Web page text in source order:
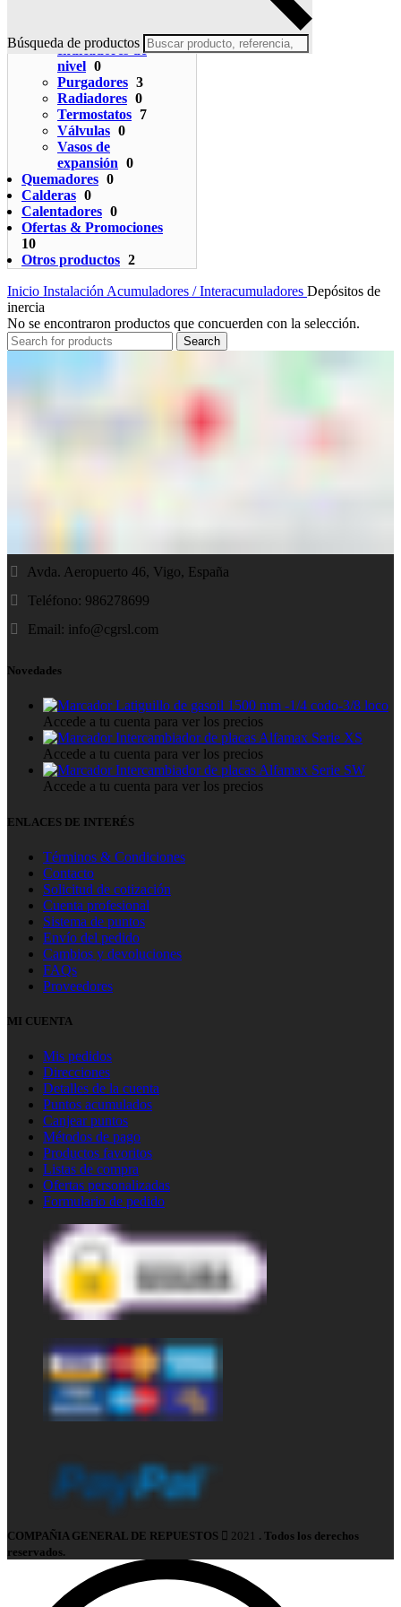
Búsqueda de productos
Indicadores de
nivel 0
Purgadores 3
Radiadores 0
Termostatos 7
Válvulas 0
Vasos de
expansión 0
Quemadores 0
Calderas 0
Calentadores 0
Ofertas & Promociones
10
Otros productos 2
Inicio Instalación Acumuladores / Interacumuladores Depósitos de
inercia
No se encontraron productos que concuerden con la selección.
Search
Avda. Aeropuerto 46, Vigo, España
Teléfono: 986278699
Email: info@cgrsl.com
Novedades
Latiguillo de gasoil 1500 mm -1/4 codo-3/8 loco
Accede a tu cuenta para ver los precios
Intercambiador de placas Alfamax Serie XS
Accede a tu cuenta para ver los precios
Intercambiador de placas Alfamax Serie SW
Accede a tu cuenta para ver los precios
ENLACES DE INTERÉS
Términos & Condiciones
Contacto
Solicitud de cotización
Cuenta profesional
Sistema de puntos
Envío del pedido
Cambios y devoluciones
FAQs
Proveedores
MI CUENTA
Mis pedidos
Direcciones
Detalles de la cuenta
Puntos acumulados
Canjear puntos
Métodos de pago
Productos favoritos
Listas de compra
Ofertas personalizadas
Formulario de pedido
COMPAÑIA GENERAL DE REPUESTOS 2021 . Todos los derechos
reservados.